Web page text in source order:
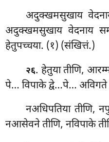
अदुक्खमसुखाय
अदुक्खमसुखाय वेदनाय
हेतुपच्चया. (१) (संखित्तं.)
२६. हेतुया तीणि,
पे… विपाके द्वे…पे… अविगते
नअधिपतिया तीणि,
नआसेवने तीणि, नविपाके